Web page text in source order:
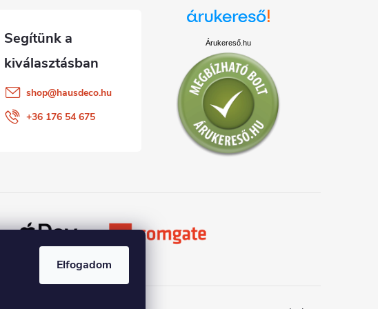
Elfogadom
shop@hausdeco.hu
+36 176 54 675
Árukereső.hu